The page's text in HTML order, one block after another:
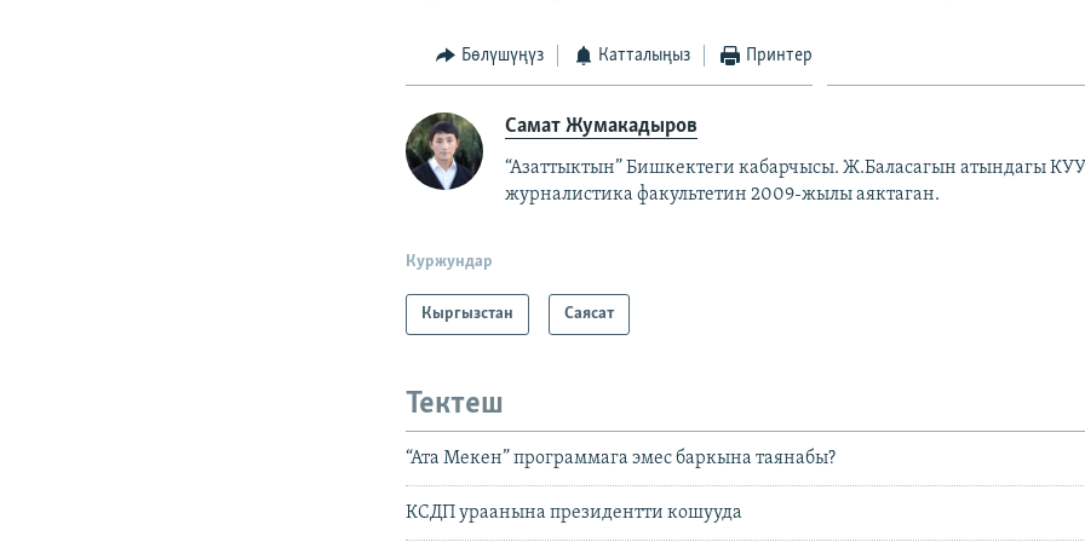
Бөлүшүңүз Катталыңыз Принтер
Самат Жумакадыров
“Азаттыктын” Бишкектеги кабарчысы. Ж.Баласагын атындагы
журналистика факультетин 2009-жылы аяктаган.
Куржундар
Кыргызстан Саясат
Тектеш
“Ата Мекен” программага эмес баркына таянабы?
КСДП ураанына президентти кошууда